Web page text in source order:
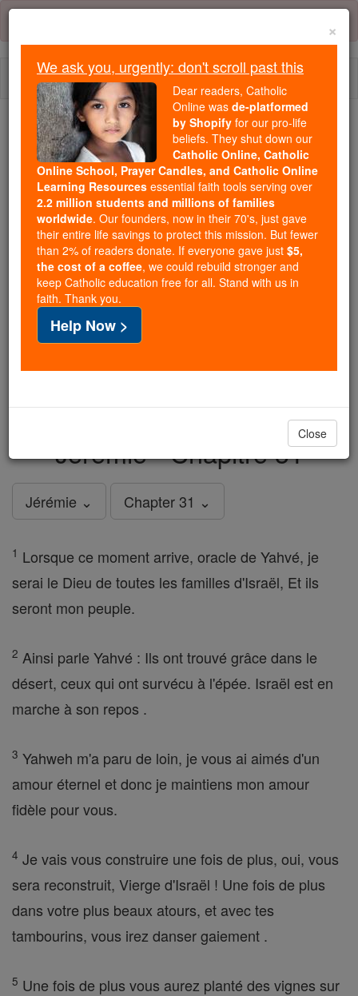
Skip
content
We ask you, urgently: don't scroll past this
Dear readers, Catholic Online
wasde-platformed by Shopify
for our pro-life beliefs. They
shut down ourCatholic
Online, Catholic Online School, Prayer Candles, and
Catholic Online Learning Resourcesessential faith
tools serving over2.2 million students and millions of
families worldwide. Our founders, now in their 70's,
just gave their entire life savings to protect this mission.
But fewer than 2% of readers donate. If everyone gave
just$5, the cost of a coffee, we could rebuild stronger
in faith. Thank you.DONATE TODAY >
Jérémie - Chapitre 31
Jérémie ⌄ Chapter 31 ⌄
1 Lorsque ce moment arrive, oracle de Yahvé, je
serai le Dieu de toutes les familles d'Israël, Et ils
seront mon peuple.
2 Ainsi parle Yahvé : Ils ont trouvé grâce dans le
désert, ceux qui ont survécu à l'épée. Israël est en
marche à son repos .
3 Yahweh m'a paru de loin, je vous ai aimés d'un
amour éternel et donc je maintiens mon amour
fidèle pour vous.
4 Je vais vous construire une fois de plus, oui, vous
sera reconstruit, Vierge d'Israël ! Une fois de plus
dans votre plus beaux atours, et avec tes
tambourins, vous irez danser gaiement .
5 Une fois de plus vous aurez planté des vignes sur
×
We ask you, urgently: don't scroll past this
Dear readers, Catholic
Online was de-platformed
by Shopify for our pro-life
beliefs. They shut down our
Catholic Online, Catholic
Online School, Prayer Candles, and Catholic Online
Learning Resources essential faith tools serving over
2.2 million students and millions of families
worldwide. Our founders, now in their 70's, just gave
their entire life savings to protect this mission. But fewer
than 2% of readers donate. If everyone gave just $5,
the cost of a coffee, we could rebuild stronger and
keep Catholic education free for all. Stand with us in
faith. Thank you.
Help Now >
Close